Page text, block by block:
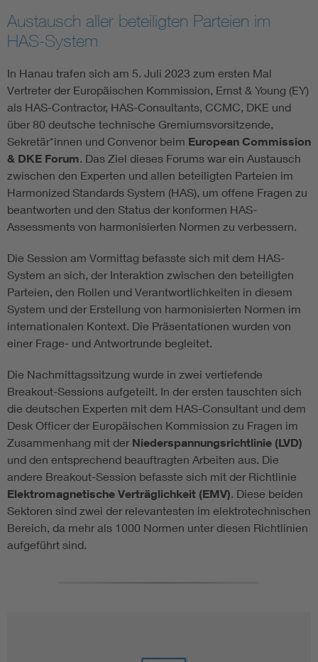
Austausch aller beteiligten Parteien im
HAS-System
In Hanau trafen sich am 5. Juli 2023 zum ersten Mal
Vertreter der Europäischen Kommission, Ernst & Young (EY)
als HAS-Contractor, HAS-Consultants, CCMC, DKE und
über 80 deutsche technische Gremiumsvorsitzende,
Sekretär*innen und Convenor beim European Commission
& DKE Forum. Das Ziel dieses Forums war ein Austausch
zwischen den Experten und allen beteiligten Parteien im
Harmonized Standards System (HAS), um offene Fragen zu
beantworten und den Status der konformen HAS-
Assessments von harmonisierten Normen zu verbessern.
Die Session am Vormittag befasste sich mit dem HAS-
System an sich, der Interaktion zwischen den beteiligten
Parteien, den Rollen und Verantwortlichkeiten in diesem
System und der Erstellung von harmonisierten Normen im
internationalen Kontext. Die Präsentationen wurden von
einer Frage- und Antwortrunde begleitet.
Die Nachmittagssitzung wurde in zwei vertiefende
Breakout-Sessions aufgeteilt. In der ersten tauschten sich
die deutschen Experten mit dem HAS-Consultant und dem
Desk Officer der Europäischen Kommission zu Fragen im
Zusammenhang mit der Niederspannungsrichtlinie (LVD)
und den entsprechend beauftragten Arbeiten aus. Die
andere Breakout-Session befasste sich mit der Richtlinie
Elektromagnetische Verträglichkeit (EMV). Diese beiden
Sektoren sind zwei der relevantesten im elektrotechnischen
Bereich, da mehr als 1000 Normen unter diesen Richtlinien
aufgeführt sind.